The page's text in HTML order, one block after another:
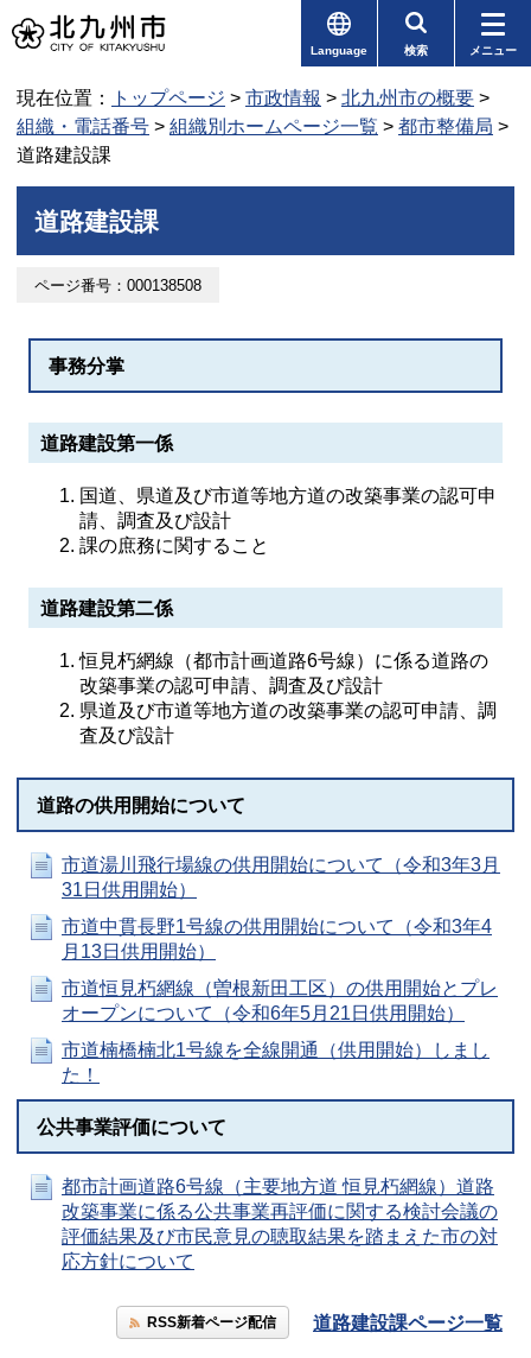
Language 検索 メニュー
現在位置： トップページ > 市政情報 > 北九州市の概要 >
組織・電話番号 > 組織別ホームページ一覧 > 都市整備局 >
道路建設課
道路建設課
ページ番号：000138508
事務分掌
道路建設第一係
国道、県道及び市道等地方道の改築事業の認可申
請、調査及び設計
課の庶務に関すること
道路建設第二係
恒見朽網線（都市計画道路6号線）に係る道路の
改築事業の認可申請、調査及び設計
県道及び市道等地方道の改築事業の認可申請、調
査及び設計
道路の供用開始について
市道湯川飛行場線の供用開始について（令和3年3月
31日供用開始）
市道中貫長野1号線の供用開始について（令和3年4
月13日供用開始）
市道恒見朽網線（曽根新田工区）の供用開始とプレ
オープンについて（令和6年5月21日供用開始）
市道楠橋楠北1号線を全線開通（供用開始）しまし
た！
公共事業評価について
都市計画道路6号線（主要地方道 恒見朽網線）道路
改築事業に係る公共事業再評価に関する検討会議の
評価結果及び市民意見の聴取結果を踏まえた市の対
応方針について
RSS新着ページ配信 道路建設課ページ一覧